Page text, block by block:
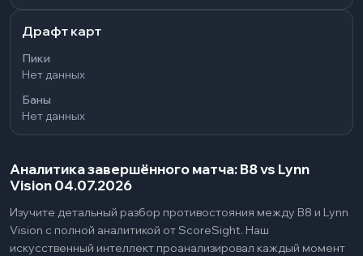
Драфт карт
Пики
Нет данных
Баны
Нет данных
Аналитика завершённого матча: B8 vs Lynn
Vision 04.07.2026
Изучите детальный разбор противостояния между B8 и Lynn
Vision с полной аналитикой от ScoreSight. Наш
искусственный интеллект проанализировал каждый момент